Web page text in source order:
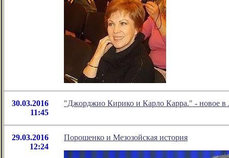
30.03.2016
11:45
"Джорджио Кирико и Карло Карра." - новое в
29.03.2016
12:24
Порошенко и Мезозойская история